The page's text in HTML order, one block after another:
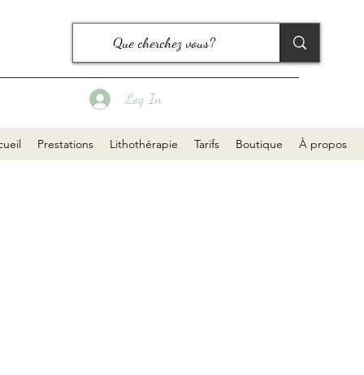
Prestations Lithothérapie Tarifs Boutique À propos
Log In